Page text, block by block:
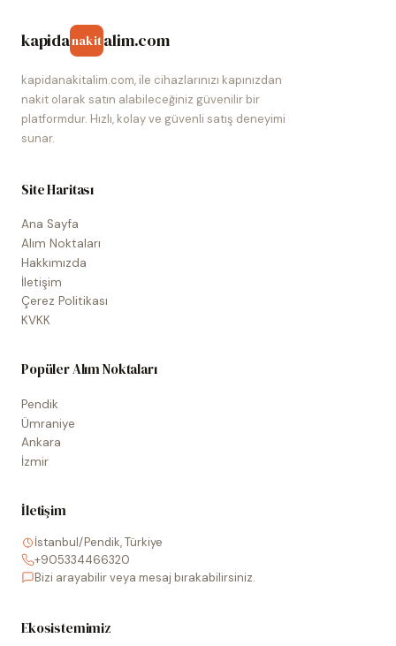
kapidanakitalim.com
kapidanakitalim.com, ile cihazlarınızı kapınızdan
nakit olarak satın alabileceğiniz güvenilir bir
platformdur. Hızlı, kolay ve güvenli satış deneyimi
sunar.
Site Haritası
Ana Sayfa
Alım Noktaları
Hakkımızda
İletişim
Çerez Politikası
KVKK
Popüler Alım Noktaları
Pendik
Ümraniye
Ankara
İzmir
İletişim
İstanbul/Pendik, Türkiye
+905334466320
Bizi arayabilir veya mesaj bırakabilirsiniz.
Ekosistemimiz